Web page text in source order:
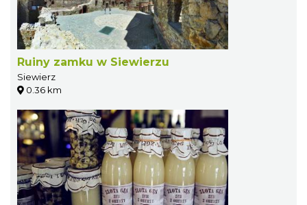
Ruiny zamku w Siewierzu
Siewierz
0.36 km